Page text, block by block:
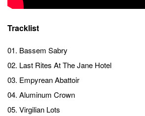
Tracklist
01. Bassem Sabry
02. Last Rites At The Jane Hotel
03. Empyrean Abattoir
04. Aluminum Crown
05. Virgilian Lots